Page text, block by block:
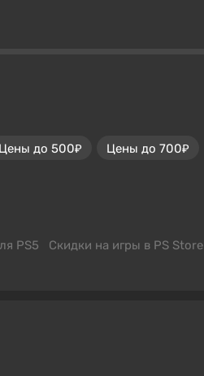
Цены до 500₽
Цены до 700₽
PS5
Скидки на игры в PS Store